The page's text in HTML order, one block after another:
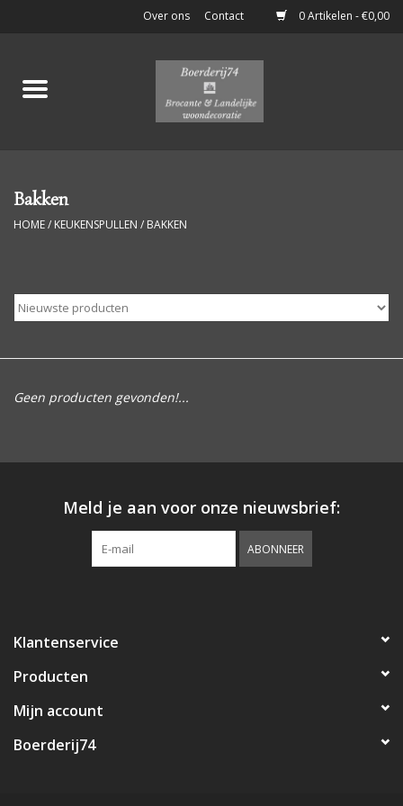
0 Artikelen - €0,00
Over ons Contact
Home
Keukenspullen
Luiken
Woonaccessoires
Bakken
HOME/ KEUKENSPULLEN / BAKKEN
Geen producten gevonden!...
Meld je aan voor onze nieuwsbrief:
ABONNEER
Klantenservice
Producten
Mijn account
Boerderij74